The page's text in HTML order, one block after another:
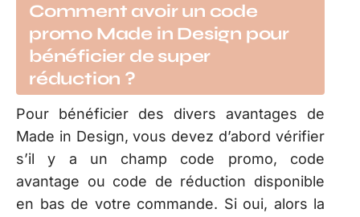
Comment avoir un code
promo Made in Design pour
bénéficier de super
réduction ?
Pour bénéficier des divers avantages de
Made in Design, vous devez d’abord vérifier
s’il y a un champ code promo, code
avantage ou code de réduction disponible
en bas de votre commande. Si oui, alors la